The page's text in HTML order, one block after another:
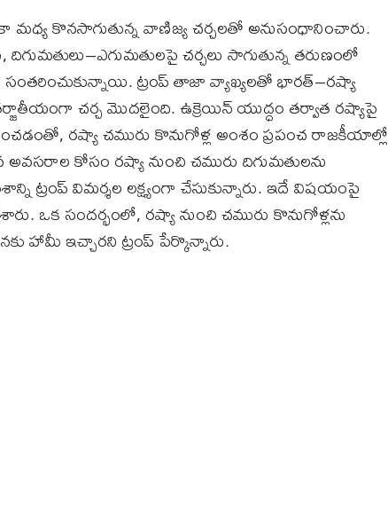
కొనసాగుతున్న వాణిజ్య చర్చలతో అనుసంధానించారు.
చర్చలు సాగుతున్న తరుణంలో
సంతరించుకున్నాయి. ట్రంప్ తాజా వ్యాఖ్యలతో భారత్–రష్యా
చర్చ మొదలైంది. ఉక్రెయిన్ యుద్ధం తర్వాత రష్యాపై
రష్యా చమురు కొనుగోళ్ల అంశం ప్రపంచ రాజకీయాల్లో
కోసం రష్యా నుంచి చమురు దిగుమతులను
ట్రంప్ విమర్శల లక్ష్యంగా చేసుకున్నారు. ఇదే విషయంపై
ఒక సందర్భంలో, రష్యా నుంచి చమురు కొనుగోళ్లను
హామీ ఇచ్చారని ట్రంప్ పేర్కొన్నారు.